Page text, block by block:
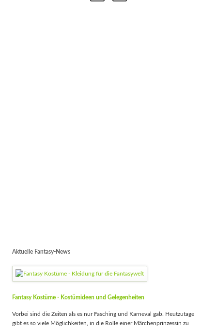
Aktuelle Fantasy-News
Fantasy Kostüme - Kostümideen und Gelegenheiten
Vorbei sind die Zeiten als es nur Fasching und Karneval gab. Heutzutage
gibt es so viele Möglichkeiten, in die Rolle einer Märchenprinzessin zu